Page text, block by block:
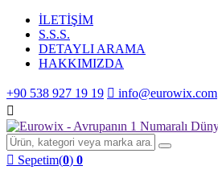
İLETİŞİM
S.S.S.
DETAYLI ARAMA
HAKKIMIZDA
+90 538 927 19 19 info@eurowix.com
Sepetim(0) 0